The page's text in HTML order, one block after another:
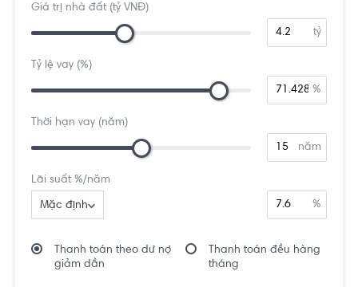
Giá trị nhà đất (tỷ VNĐ)
tỷ
Tỷ lệ vay (%)
%
Thời hạn vay (năm)
năm
Lãi suất %/năm
Mặc định %
Thanh toán theo dư nợ
giảm dần
Thanh toán đều hàng
tháng